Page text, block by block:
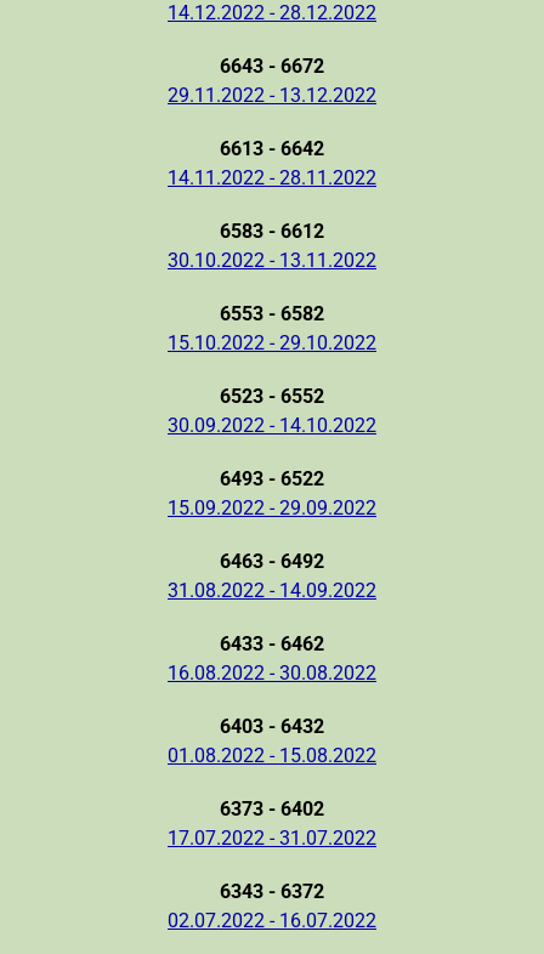
14.12.2022 - 28.12.2022
6643 - 6672
29.11.2022 - 13.12.2022
6613 - 6642
14.11.2022 - 28.11.2022
6583 - 6612
30.10.2022 - 13.11.2022
6553 - 6582
15.10.2022 - 29.10.2022
6523 - 6552
30.09.2022 - 14.10.2022
6493 - 6522
15.09.2022 - 29.09.2022
6463 - 6492
31.08.2022 - 14.09.2022
6433 - 6462
16.08.2022 - 30.08.2022
6403 - 6432
01.08.2022 - 15.08.2022
6373 - 6402
17.07.2022 - 31.07.2022
6343 - 6372
02.07.2022 - 16.07.2022